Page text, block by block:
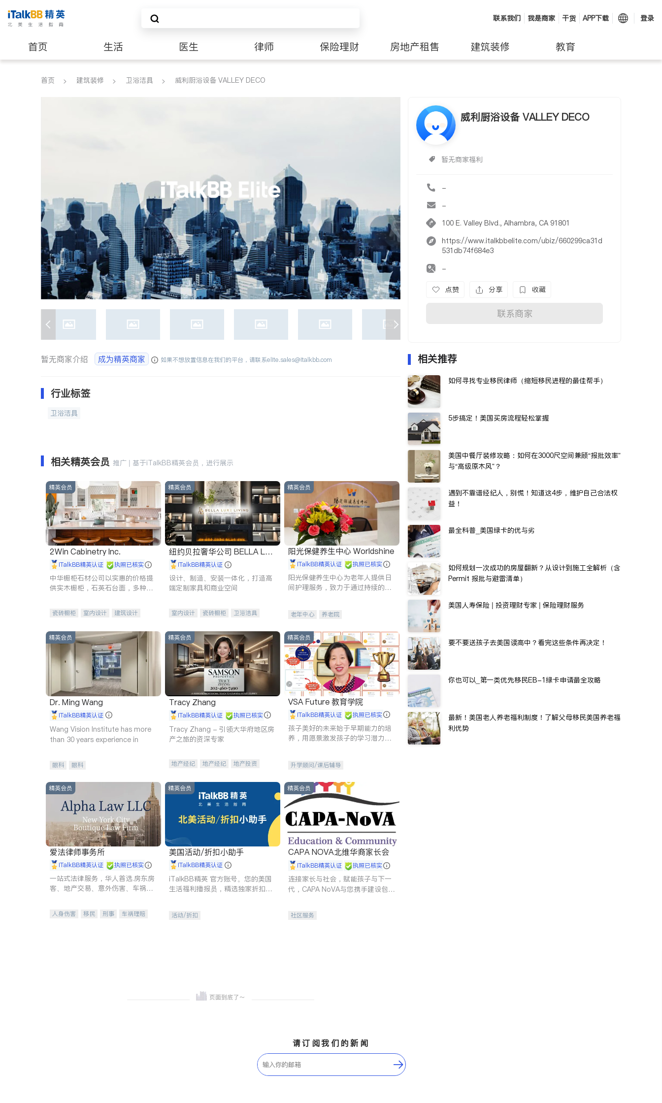
联系我们 我是商家 干货 APP下载 登录
首页 生活 医生 律师 保险理财 房地产租售 建筑装修 教育
养老 非盈利组织
首页 建筑装修 卫浴洁具 威利厨浴设备 VALLEY DECO
威利厨浴设备 VALLEY DECO
暂无商家福利
-
-
100 E. Valley Blvd., Alhambra, CA 91801
https://www.italkbbelite.com/ubiz/660299ca31d
531db74f684e3
-
点赞 分享 收藏
联系商家
暂无商家介绍 成为精英商家 如果不想放置信息在我们的平台，请联系elite.sales@italkbb.com
行业标签
卫浴洁具
相关精英会员 推广 | 基于iTalkBB精英会员，进行展示
精英会员
2Win Cabinetry Inc.
iTalkBB精英认证 执照已核实
中华橱柜石材公司以实惠的价格提
供实木橱柜，石英石台面，多种优
机。品质厨房，家的选择。
瓷砖橱柜 室内设计
建筑设计
精英会员
纽约贝拉奢华公司 BELLA LUX
E iTalkBB精英认证
设计、制造、安装一体化，打造高
端定制家具和商业空间
室内设计 瓷砖橱柜
卫浴洁具
室内装修
精英会员
阳光保健养生中心 Worldshine
iTalkBB精英认证 执照已核实
阳光保健养生中心为老年人提供日
间护理服务，致力于通过持续的护
老年中心 养老院
精英会员
Dr. Ming Wang
iTalkBB精英认证
Wang Vision Institute has more
than 30 years experience in
眼科 眼科
精英会员
Tracy Zhang
iTalkBB精英认证 执照已核实
Tracy Zhang - 引领大华府地区房
产之旅的资深专家
地产经纪 地产经纪
地产投资
精英会员
VSA Future 教育学院
iTalkBB精英认证 执照已核实
孩子美好的未来始于早期能力的培
养，用愿景激发孩子的学习潜力和
升学顾问/课后辅导
精英会员
爱法律师事务所
iTalkBB精英认证 执照已核实
一站式法律服务，华人首选.房东房
客、地产交易、意外伤害、车祸重
人身伤害 移民 刑事
车祸理赔
精英会员
美国活动/折扣小助手
iTalkBB精英认证
iTalkBB精英 官方账号。您的美国
生活福利播报员，精选独家折扣、
活动/折扣
精英会员
CAPA NOVA北维华裔家长会
iTalkBB精英认证 执照已核实
连接家长与社会，赋能孩子与下一
代，CAPA NoVA与您携手建设包
社区服务
相关推荐
如何寻找专业移民律师（缩短移民进程的最佳帮手）
5步搞定！美国买房流程轻松掌握
美国中餐厅装修攻略：如何在3000尺空间兼顾“报批效率”
与“高级原木风”？
遇到不靠谱经纪人，别慌！知道这4步，维护自己合法权
益！
最全科普_美国绿卡的优与劣
如何规划一次成功的房屋翻新？从设计到施工全解析（含
Permit 报批与避雷清单）
美国人寿保险 | 投资理财专家 | 保险理财服务
要不要送孩子去美国读高中？看完这些条件再决定！
你也可以_第一类优先移民EB-1绿卡申请最全攻略
最新！美国老人养老福利制度！了解父母移民美国养老福
利优势
请订阅我们的新闻